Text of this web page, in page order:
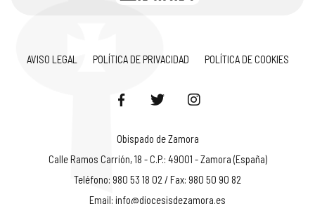
AVISO LEGAL POLÍTICA DE PRIVACIDAD POLÍTICA DE COOKIES
Obispado de Zamora
Calle Ramos Carrión, 18 - C.P.: 49001 - Zamora (España)
Teléfono: 980 53 18 02 / Fax: 980 50 90 82
Email: info@diocesisdezamora.es